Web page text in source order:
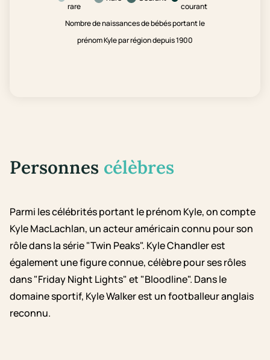
rare
courant
Nombre de naissances de bébés portant le
prénom Kyle par région depuis 1900
Personnes célèbres
Parmi les célébrités portant le prénom Kyle, on compte
Kyle MacLachlan, un acteur américain connu pour son
rôle dans la série "Twin Peaks". Kyle Chandler est
également une figure connue, célèbre pour ses rôles
dans "Friday Night Lights" et "Bloodline". Dans le
domaine sportif, Kyle Walker est un footballeur anglais
reconnu.